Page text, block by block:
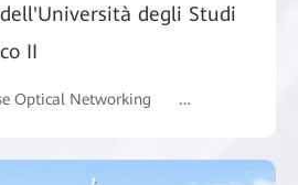
degli Studi
II
Optical Networking # Education